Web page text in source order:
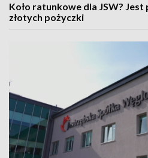
Koło ratunkowe dla JSW?
złotych pożyczki